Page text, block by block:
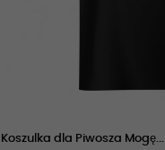
Koszulka dla Piwosza Mogę...